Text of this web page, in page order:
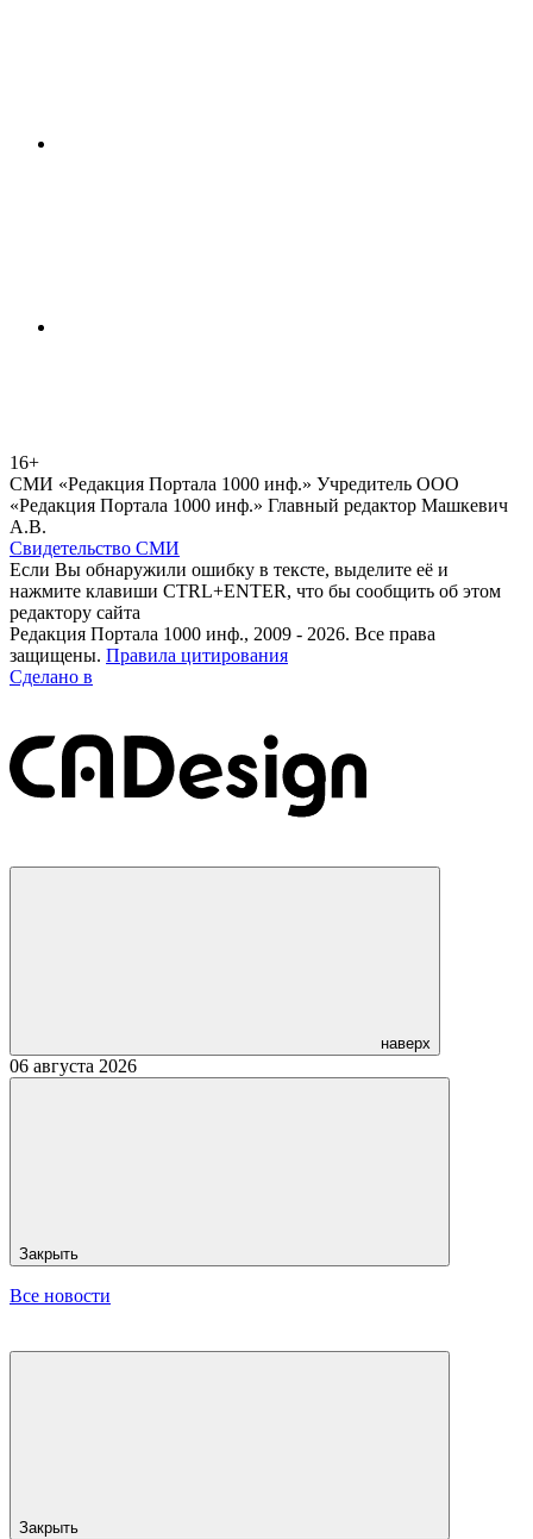
16+
СМИ «Редакция Портала 1000 инф.» Учредитель ООО
«Редакция Портала 1000 инф.» Главный редактор Машкевич
А.В.
Свидетельство СМИ
Если Вы обнаружили ошибку в тексте, выделите её и
нажмите клавиши CTRL+ENTER, что бы сообщить об этом
редактору сайта
Редакция Портала 1000 инф., 2009 - 2026. Все права
защищены. Правила цитирования
Сделано в
наверх
06 августа 2026
Закрыть
Все новости
Закрыть